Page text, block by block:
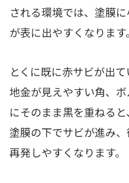
される環境では、塗膜
が表に出やすくなります。
とくに既に赤サビが出
地金が見えやすい角、
にそのまま黒を重ねると
塗膜の下でサビが進み
再発しやすくなります。